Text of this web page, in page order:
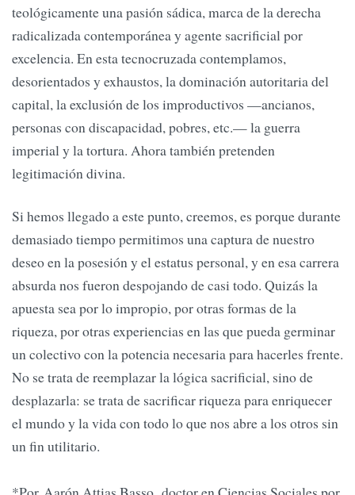
teológicamente una pasión sádica, marca de la derecha
radicalizada contemporánea y agente sacrificial por
excelencia. En esta tecnocruzada contemplamos,
desorientados y exhaustos, la dominación autoritaria del
capital, la exclusión de los improductivos —ancianos,
personas con discapacidad, pobres, etc.— la guerra
imperial y la tortura. Ahora también pretenden
legitimación divina.
Si hemos llegado a este punto, creemos, es porque durante
demasiado tiempo permitimos una captura de nuestro
deseo en la posesión y el estatus personal, y en esa carrera
absurda nos fueron despojando de casi todo. Quizás la
apuesta sea por lo impropio, por otras formas de la
riqueza, por otras experiencias en las que pueda germinar
un colectivo con la potencia necesaria para hacerles frente.
No se trata de reemplazar la lógica sacrificial, sino de
desplazarla: se trata de sacrificar riqueza para enriquecer
el mundo y la vida con todo lo que nos abre a los otros sin
un fin utilitario.